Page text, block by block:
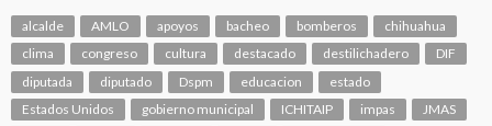
alcalde AMLO apoyos bacheo bomberos
chihuahua
clima
congreso cultura destacado destilichadero
DIF
diputada
diputado Dspm educacion
estado
Estados Unidos
gobierno municipal ICHITAIP impas
JMAS